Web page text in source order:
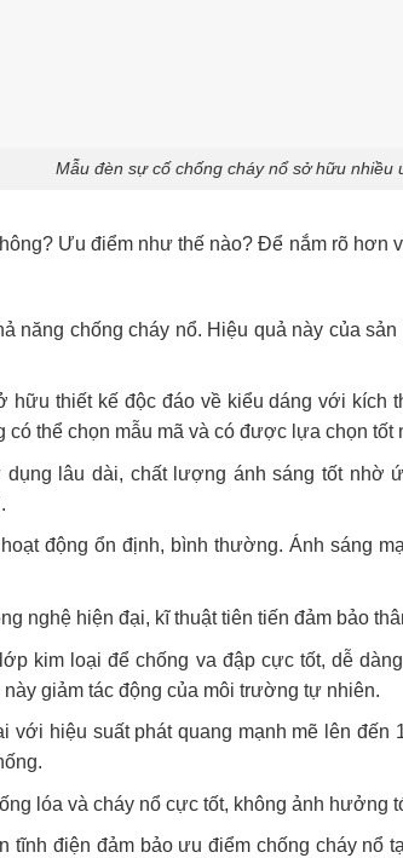
Mẫu đèn sự cố chống cháy nổ sở hữu nhiều
Ưu điểm như thế nào? Để nắm rõ hơn
năng chống cháy nổ. Hiệu quả này của
hữu thiết kế độc đáo về kiểu dáng với kích
có thể chọn mẫu mã và có được lựa chọn tốt
lâu dài, chất lượng ánh sáng tốt nhờ
động ổn định, bình thường. Ánh sáng
nghệ hiện đại, kĩ thuật tiên tiến đảm bảo
kim loại để chống va đập cực tốt, dễ
giảm tác động của môi trường tự nhiên.
với hiệu suất phát quang mạnh mẽ lên đến
lóa và cháy nổ cực tốt, không ảnh
tĩnh điện đảm bảo ưu điểm chống cháy nổ